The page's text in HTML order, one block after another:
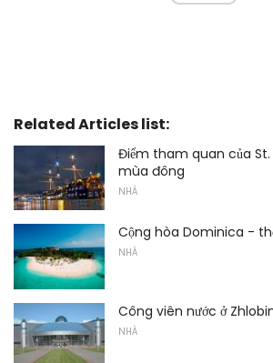
Related Articles list:
Điểm tham quan của
mùa đông
NHÀ
Cộng hòa Dominica -
NHÀ
Công viên nước ở
NHÀ